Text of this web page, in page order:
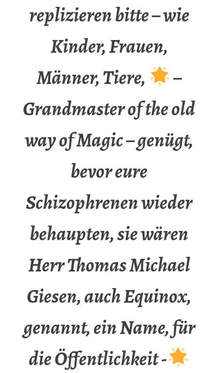
replizieren bitte – wie
Kinder, Frauen,
Männer, Tiere,
–
Grandmaster of the old
way of Magic – genügt,
bevor eure
Schizophrenen wieder
behaupten, sie wären
Herr Thomas Michael
Giesen, auch Equinox,
genannt, ein Name, für
die Öffentlichkeit -